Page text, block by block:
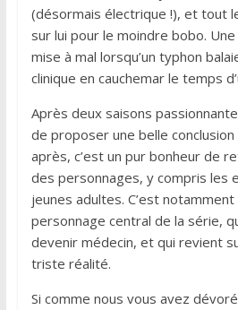
(désormais électrique !), et tout
sur lui pour le moindre bobo.
mise à mal lorsqu’un typhon
clinique en cauchemar le temps
Après deux saisons
de proposer une belle conclusion
après, c’est un pur bonheur de
des personnages, y compris les
jeunes adultes. C’est
personnage central de la série,
devenir médecin, et qui revient
triste réalité.
Si comme nous vous avez